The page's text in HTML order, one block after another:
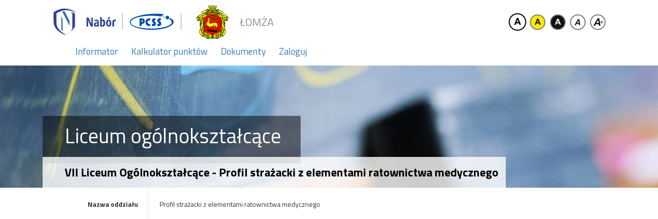
ŁOMŻA
Informator Kalkulator punktów Dokumenty Zaloguj
Liceum ogólnokształcące
VII Liceum Ogólnokształcące - Profil strażacki z elementami ratownictwa medycznego
Nazwa oddziału Profil strażacki z elementami ratownictwa medycznego